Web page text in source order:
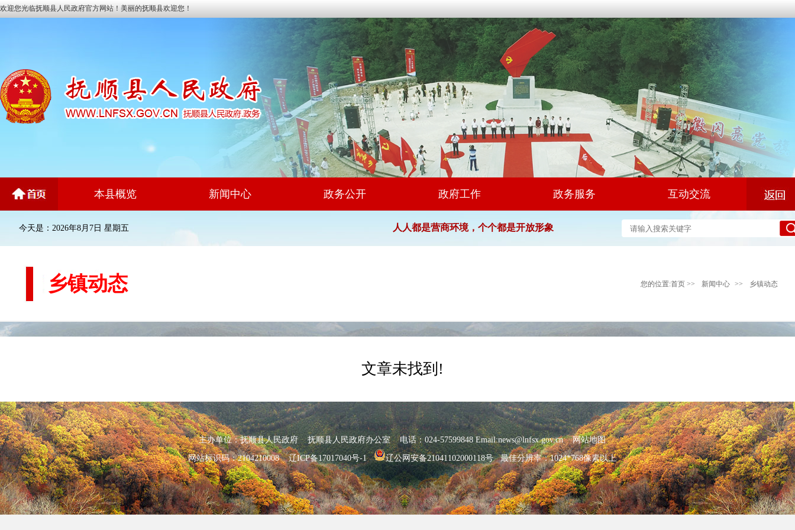
欢迎您光临抚顺县人民政府官方网站！美丽的抚顺县欢迎您！
本县概览 新闻中心 政务公开 政府工作 政务服务 互动交流
今天是：2026年8月7日 星期五 人人都是营商环境，个个都是开放形象
乡镇动态 您的位置:首页 >> 新闻中心 >> 乡镇动态
文章未找到!
主办单位：抚顺县人民政府 抚顺县人民政府办公室 电话：024-57599848 Email:news@lnfsx.gov.cn网站地图
网站标识码：2104210008辽ICP备17017040号-1 辽公网安备21041102000118号最佳分辨率：1024*768像素以上